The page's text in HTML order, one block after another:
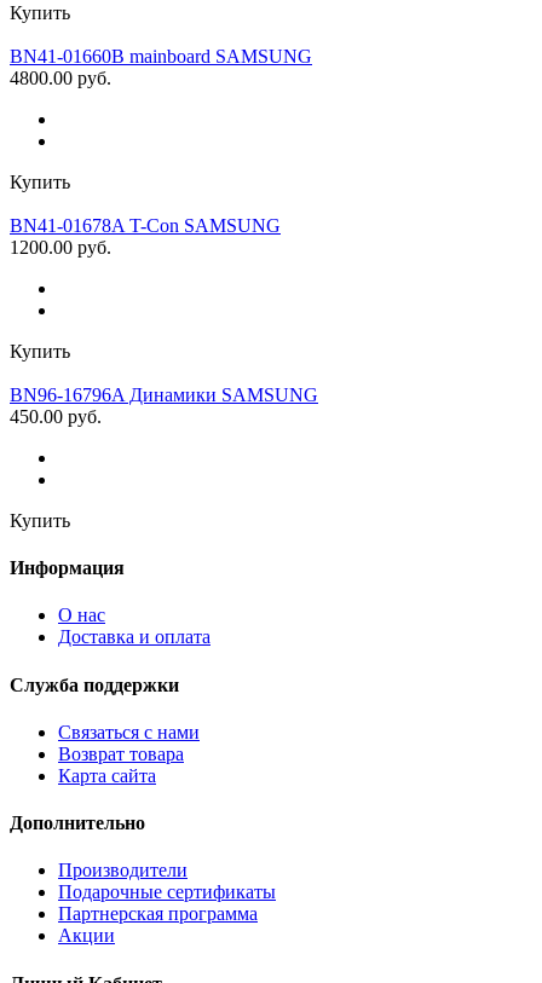
Купить
BN41-01660B mainboard SAMSUNG
4800.00 руб.
Купить
BN41-01678A T-Con SAMSUNG
1200.00 руб.
Купить
BN96-16796A Динамики SAMSUNG
450.00 руб.
Купить
Информация
О нас
Доставка и оплата
Служба поддержки
Связаться с нами
Возврат товара
Карта сайта
Дополнительно
Производители
Подарочные сертификаты
Партнерская программа
Акции